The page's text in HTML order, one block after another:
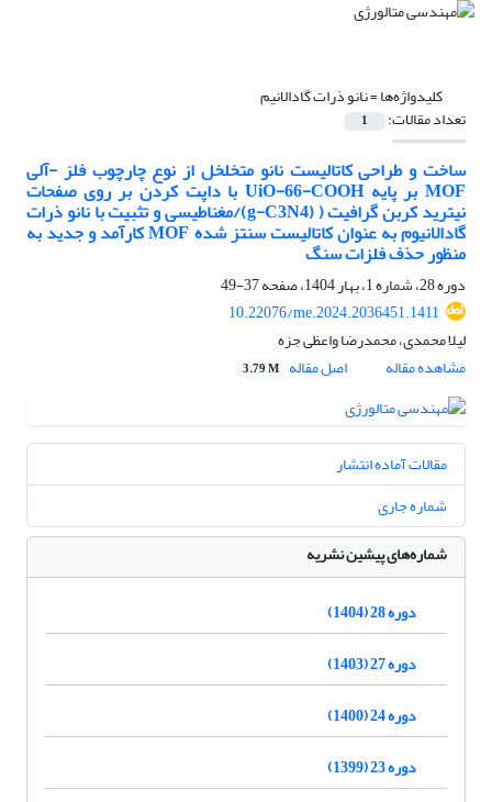
کلیدواژه‌ها =نانو ذرات گادالانیم
تعداد مقالات: 1
ساخت و طراحی کاتالیست نانو متخلخل از نوع چارچوب فلز -آلی
MOF بر پایه UiO-66-COOH با داپت کردن بر روی صفحات
نیترید کربن گرافیت ( (g-C3N4)/مغناطیسی و تثبیت با نانو ذرات
گادالانیوم به عنوان کاتالیست سنتز شده MOF کارآمد و جدید به
منظور حذف فلزات سنگ
دوره 28، شماره 1، بهار 1404، صفحه
37-49
10.22076/me.2024.2036451.1411
لیلا محمدی، محمدرضا واعظی جزه
مشاهده مقاله
اصل مقاله 3.79 M
مقالات آماده انتشار
شماره جاری
شماره‌های پیشین نشریه
دوره 28 (1404)
دوره 27 (1403)
دوره 24 (1400)
دوره 23 (1399)